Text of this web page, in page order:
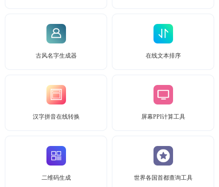
古风名字生成器 在线文本排序
汉字拼音在线转换 屏幕PPI计算工具
二维码生成 世界各国首都查询工具